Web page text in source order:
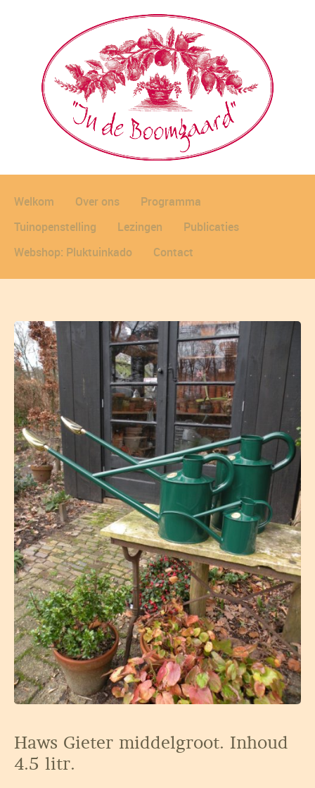
Welkom Over ons
Programma
Tuinopenstelling
Lezingen
Publicaties
Webshop: Pluktuinkado
Contact
Haws Gieter middelgroot. Inhoud
4.5 litr.